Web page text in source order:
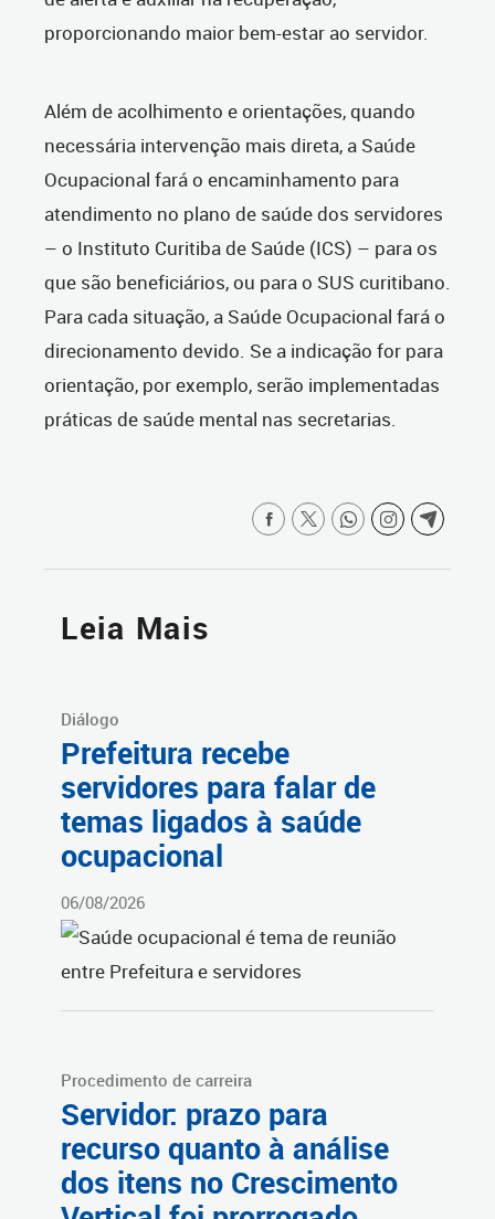
proporcionando maior bem-estar ao servidor.
Além de acolhimento e orientações, quando
necessária intervenção mais direta, a Saúde
Ocupacional fará o encaminhamento para
atendimento no plano de saúde dos servidores
– o Instituto Curitiba de Saúde (ICS) – para os
que são beneficiários, ou para o SUS curitibano.
Para cada situação, a Saúde Ocupacional fará o
direcionamento devido. Se a indicação for para
orientação, por exemplo, serão implementadas
práticas de saúde mental nas secretarias.
Leia Mais
Diálogo
Prefeitura recebe
servidores para falar de
temas ligados à saúde
ocupacional
06/08/2026
Procedimento de carreira
Servidor: prazo para
recurso quanto à análise
dos itens no Crescimento